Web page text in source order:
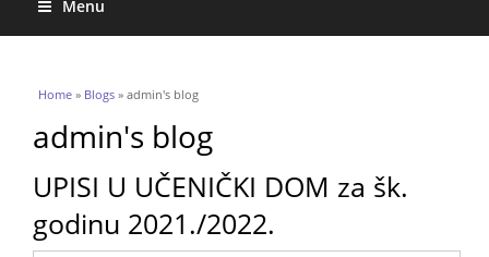
Menu
You are here
Home » Blogs » admin's blog
admin's blog
UPISI U UČENIČKI DOM za šk.
godinu 2021./2022.